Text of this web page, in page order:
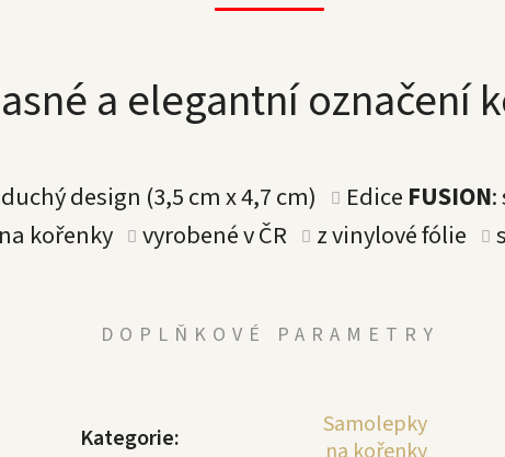
a elegantní označení
design (3,5 cm x 4,7 cm) Edice FUSION:
kořenky
vyrobené v ČR z vinylové fólie
DOPLŇKOVÉ PARAMETRY
Kategorie:
Samolepky